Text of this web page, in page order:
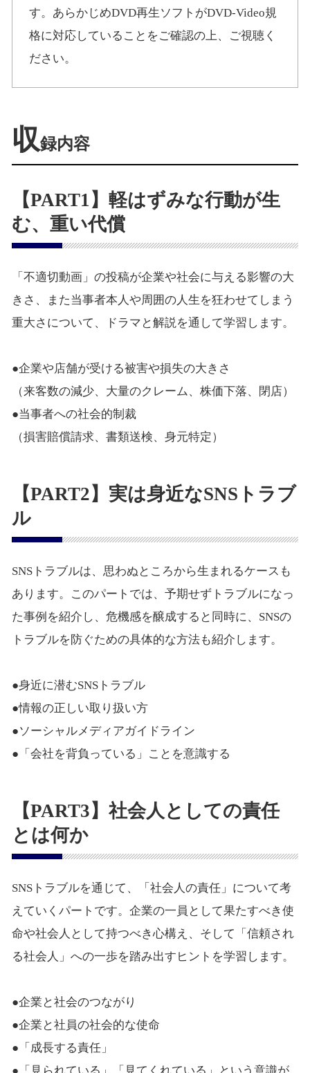
す。あらかじめDVD再生ソフトがDVD-Video規
格に対応していることをご確認の上、ご視聴く
ださい。
収録内容
【PART1】軽はずみな行動が生
む、重い代償
「不適切動画」の投稿が企業や社会に与える影響の大
きさ、また当事者本人や周囲の人生を狂わせてしまう
重大さについて、ドラマと解説を通して学習します。
●企業や店舗が受ける被害や損失の大きさ
（来客数の減少、大量のクレーム、株価下落、閉店）
●当事者への社会的制裁
（損害賠償請求、書類送検、身元特定）
【PART2】実は身近なSNSトラブ
ル
SNSトラブルは、思わぬところから生まれるケースも
あります。このパートでは、予期せずトラブルになっ
た事例を紹介し、危機感を醸成すると同時に、SNSの
トラブルを防ぐための具体的な方法も紹介します。
●身近に潜むSNSトラブル
●情報の正しい取り扱い方
●ソーシャルメディアガイドライン
●「会社を背負っている」ことを意識する
【PART3】社会人としての責任
とは何か
SNSトラブルを通じて、「社会人の責任」について考
えていくパートです。企業の一員として果たすべき使
命や社会人として持つべき心構え、そして「信頼され
る社会人」への一歩を踏み出すヒントを学習します。
●企業と社会のつながり
●企業と社員の社会的な使命
●「成長する責任」